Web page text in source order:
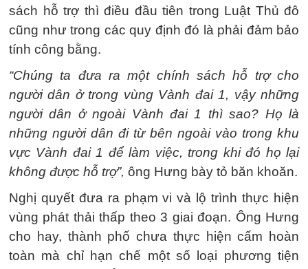
sách hỗ trợ thì điều đầu tiên trong Luật Thủ đô
cũng như trong các quy định đó là phải đảm bảo
tính công bằng.
“Chúng ta đưa ra một chính sách hỗ trợ cho
người dân ở trong vùng Vành đai 1, vậy những
người dân ở ngoài Vành đai 1 thì sao? Họ là
những người dân đi từ bên ngoài vào trong khu
vực Vành đai 1 để làm việc, trong khi đó họ lại
không được hỗ trợ”, ông Hưng bày tỏ băn khoăn.
Nghị quyết đưa ra phạm vi và lộ trình thực hiện
vùng phát thải thấp theo 3 giai đoạn. Ông Hưng
cho hay, thành phố chưa thực hiện cấm hoàn
toàn mà chỉ hạn chế một số loại phương tiện